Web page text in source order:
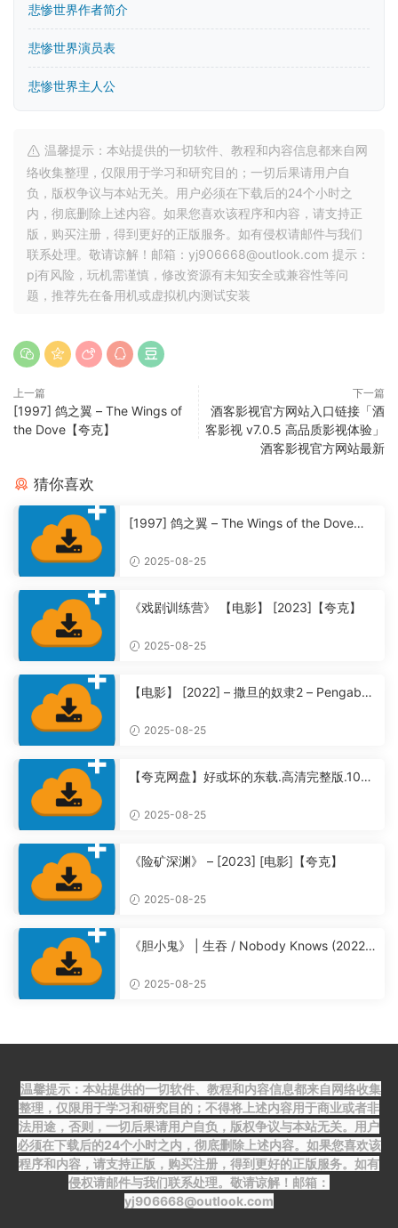
悲惨世界作者简介
悲惨世界演员表
悲惨世界主人公
温馨提示：本站提供的一切软件、教程和内容信息都来自网
络收集整理，仅限用于学习和研究目的；一切后果请用户自
负，版权争议与本站无关。用户必须在下载后的24个小时之
内，彻底删除上述内容。如果您喜欢该程序和内容，请支持正
版，购买注册，得到更好的正版服务。如有侵权请邮件与我们
联系处理。敬请谅解！邮箱：yj906668@outlook.com 提示：
pj有风险，玩机需谨慎，修改资源有未知安全或兼容性等问
题，推荐先在备用机或虚拟机内测试安装
上一篇
[1997] 鸽之翼 – The Wings of
the Dove【夸克】
下一篇
酒客影视官方网站入口链接「酒
客影视 v7.0.5 高品质影视体验」
酒客影视官方网站最新
猜你喜欢
[1997] 鸽之翼 – The Wings of the Dove
2025-08-25
《戏剧训练营》 【电影】 [2023]【夸克】
2025-08-25
【电影】 [2022] – 撒旦的奴隶2 – Pengabdi
2025-08-25
【夸克网盘】好或坏的东载.高清完整版.108
2025-08-25
《险矿深渊》 – [2023] [电影]【夸克】
2025-08-25
《胆小鬼》 | 生吞 / Nobody Knows (2022)
2025-08-25
温馨提示：本站提供的一切软件、教程和内容信息都来自网络收集
整理，仅限用于学习和研究目的；不得将上述内容用于商业或者非
法用途，否则，一切后果请用户自负，版权争议与本站无关。用户
必须在下载后的24个小时之内，彻底删除上述内容。如果您喜欢该
程序和内容，请支持正版，购买注册，得到更好的正版服务。如有
侵权请邮件与我们联系处理。敬请谅解！邮箱：
yj906668@outlook.com